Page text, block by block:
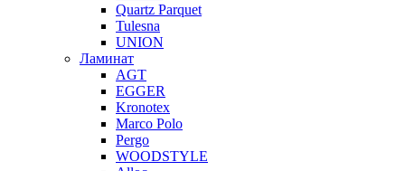
Quartz Parquet
Tulesna
UNION
Ламинат
AGT
EGGER
Kronotex
Marco Polo
Pergo
WOODSTYLE